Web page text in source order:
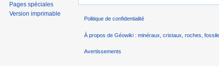
Pages spéciales
Version imprimable
Politique de confidentialité
À propos de Géowiki : minéraux, cristaux, roches,
Avertissements